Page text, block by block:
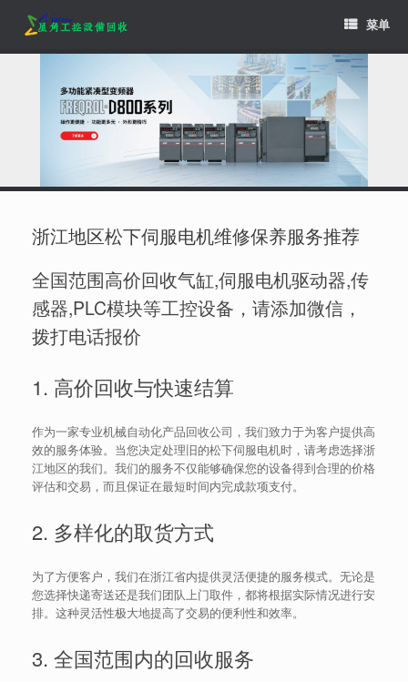
content
菜单
浙江地区松下伺服电机维修保养服务推荐
全国范围高价回收气缸,伺服电机驱动器,传
感器,PLC模块等工控设备，请添加微信，
拨打电话报价
1. 高价回收与快速结算
作为一家专业机械自动化产品回收公司，我们致力于为客户提供高
效的服务体验。当您决定处理旧的松下伺服电机时，请考虑选择浙
江地区的我们。我们的服务不仅能够确保您的设备得到合理的价格
评估和交易，而且保证在最短时间内完成款项支付。
2. 多样化的取货方式
为了方便客户，我们在浙江省内提供灵活便捷的服务模式。无论是
您选择快递寄送还是我们团队上门取件，都将根据实际情况进行安
排。这种灵活性极大地提高了交易的便利性和效率。
3. 全国范围内的回收服务